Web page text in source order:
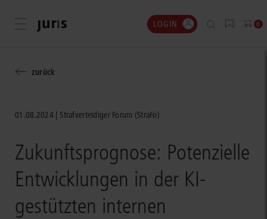
Menü öffnen LOGIN 0
zurück
01.08.2024 Strafverteidiger Forum (StraFo)
Zukunftsprognose: Potenzielle
Entwicklungen in der KI-
gestützten internen